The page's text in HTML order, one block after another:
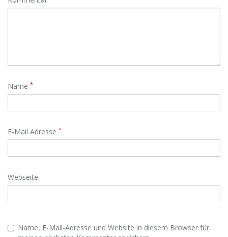
Name *
E-Mail Adresse *
Webseite
Name, E-Mail-Adresse und Website in diesem Browser für